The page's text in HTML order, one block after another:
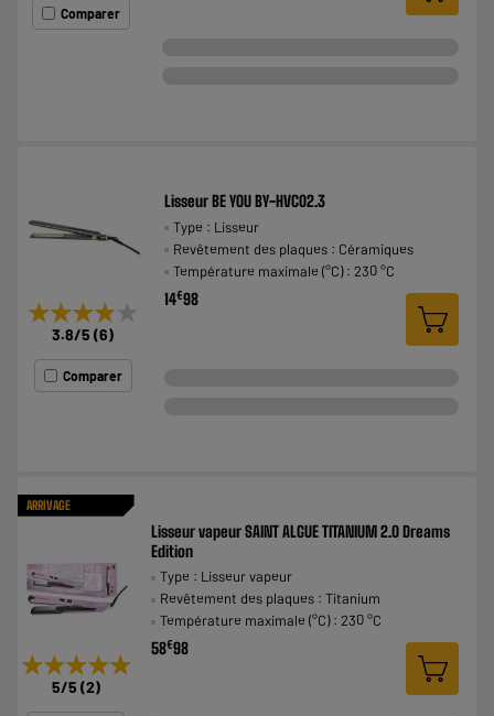
Comparer
★★★★★
★★★★★
3.8/5 (6)
Comparer
Lisseur BE YOU BY-HVC02.3
Type : Lisseur
Revêtement des plaques : Céramiques
Température maximale (°C) : 230 °C
14€98
ARRIVAGE
★★★★★
★★★★★
5/5 (2)
Lisseur vapeur SAINT ALGUE TITANIUM 2.0 Dreams
Edition
Type : Lisseur vapeur
Revêtement des plaques : Titanium
Température maximale (°C) : 230 °C
58€98